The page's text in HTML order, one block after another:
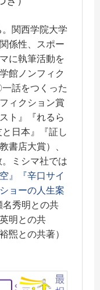
関西学院大学
係性、スポー
に執筆活動を
館ノンフィク
話をつくった
ィクション賞
ト』『れるら
日本』『証し
書店大賞）、
。ミシマ社では
』
『辛口サイ
ョーの人生案
名秀明との共
英明との共
煕との共著）